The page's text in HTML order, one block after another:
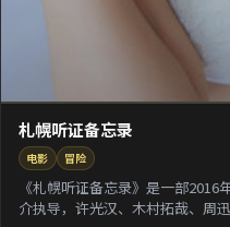
札幌听证备忘录
电影 冒险
《札幌听证备忘录》是一部
介执导，许光汉、木村拓哉、周